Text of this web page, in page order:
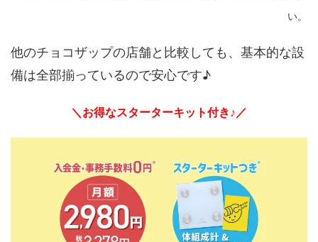
い。
他のチョコザップの店舗と比較しても、基本的な設
備は全部揃っているので安心です♪
＼お得なスターターキット付き♪／